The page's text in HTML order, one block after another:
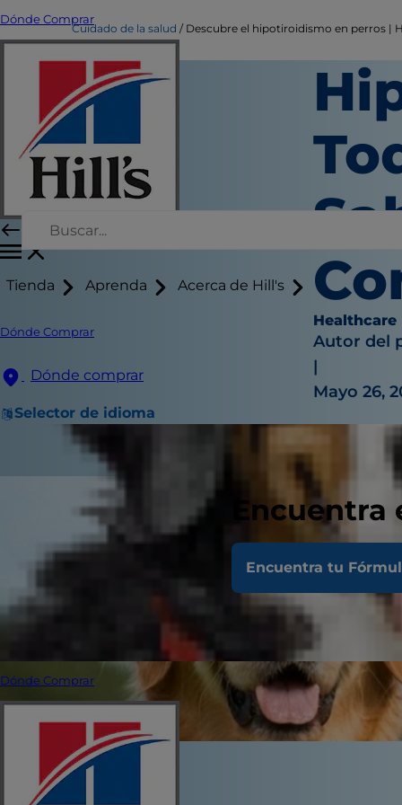
Dónde Comprar
Tienda Aprenda Acerca de Hill's
Dónde Comprar
Dónde comprar
Selector de idioma
Encuentra tu
Dónde Comprar
Cuidado de la salud Descubre el hipotiroidismo en perros |
Healthcare
Autor del
|
Mayo 26,